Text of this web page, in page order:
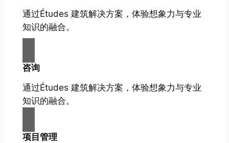
通过Études 建筑解决方案，体验想象力与专业
知识的融合。
咨询
通过Études 建筑解决方案，体验想象力与专业
知识的融合。
项目管理